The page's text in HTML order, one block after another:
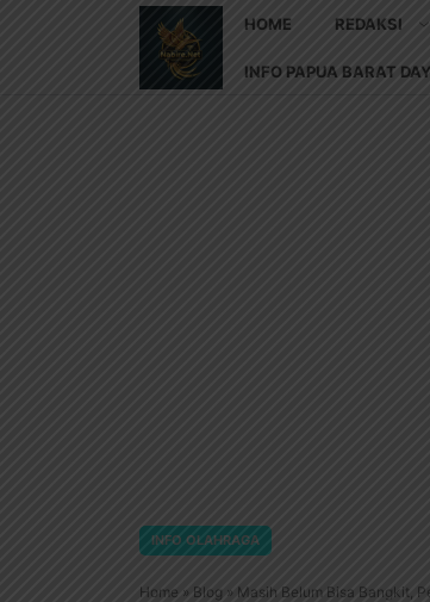
HOME REDAKSI
INFO PAPUA BARAT
INFO OLAHRAGA
Home » Blog » Masih Belum Bisa Bangkit,